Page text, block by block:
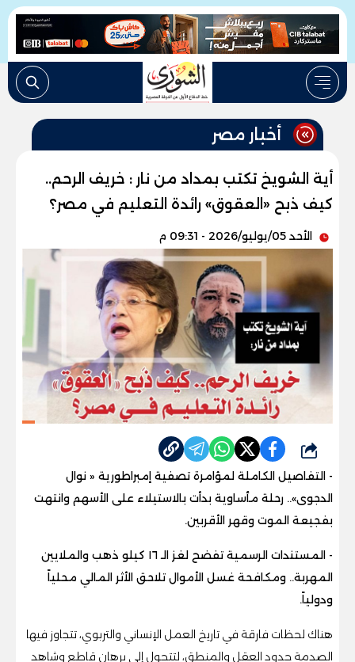
أخبار مصر
أية الشويخ تكتب بمداد من نار : خريف الرحم..
كيف ذبح «العقوق» رائدة التعليم في مصر؟
الأحد 05/يوليو/2026 - 09:31 م
شارك
- التفاصيل الكاملة لمؤامرة تصفية إمبراطورية « نوال
الدجوى».. رحلة مأساوية بدأت بالاستيلاء على الأسهم وانتهت
بفجيعة الموت وقهر الأقربين.
- المستندات الرسمية تفضح لغز الـ ١٦ كيلو ذهب والملايين
المهربة.. ومكافحة غسل الأموال تلاحق الأثر المالي محلياً
ودولياً.
هناك لحظات فارقة في تاريخ العمل الإنساني والتربوي، تتجاوز فيها
الصدمة حدود العقل والمنطق، لتتحول إلى برهان قاطع وشاهد